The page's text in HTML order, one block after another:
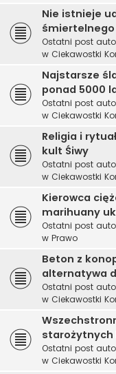
Nie istnieje
Ostatni post
w Ciekawostki
Najstarsze
ponad 5000
Ostatni post
w Ciekawostki
Religia i
kult Śiwy
Ostatni post
w Ciekawostki
Kierowca
marihuany
Ostatni post
w Prawo
Beton z
alternatywa
Ostatni post
w Ciekawostki
Ostatni post
w Ciekawostki